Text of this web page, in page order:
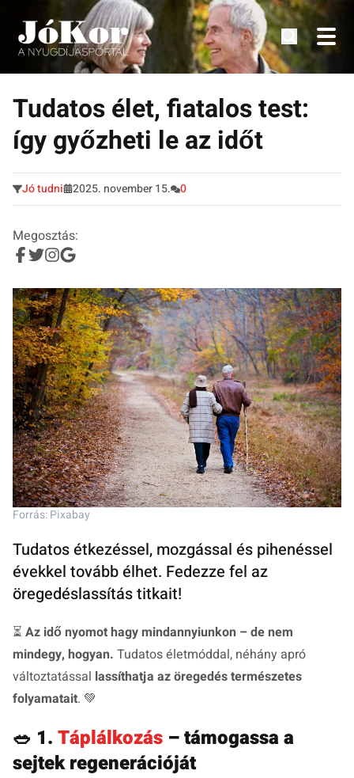
Tovább
tartalomra
Tudnivalók, érdekességek idősek számára.
Tudatos élet, fiatalos test:
így győzheti le az időt
Jó tudni 2025. november 15. 0
Megosztás:
Forrás: Pixabay
Tudatos étkezéssel, mozgással és pihenéssel
évekkel tovább élhet. Fedezze fel az
öregedéslassítás titkait!
⏳ Az idő nyomot hagy mindannyiunkon – de nem
mindegy, hogyan. Tudatos életmóddal, néhány apró
változtatással lassíthatja az öregedés természetes
folyamatait. 💚
🥗 1. Táplálkozás – támogassa a
sejtek regenerációját